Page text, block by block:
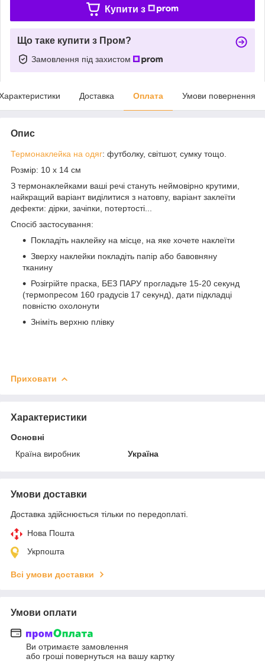
Купити з
Що таке купити з Пром?
Замовлення під захистом
Доставка Оплата Умови повернення
Опис
Термонаклейка на одяг: футболку, світшот, сумку тощо.
Розмір: 10 х 14 см
З термонаклейками ваші речі стануть неймовірно крутими,
найкращий варіант виділитися з натовпу, варіант заклеїти
дефекти: дірки, зачіпки, потертості...
Спосіб застосування:
Покладіть наклейку на місце, на яке хочете наклеїти
Зверху наклейки покладіть папір або бавовняну
тканину
Розігрійте праска, БЕЗ ПАРУ прогладьте 15-20 секунд
(термопресом 160 градусів 17 секунд), дати підкладці
повністю охолонути
Зніміть верхню плівку
Приховати
Характеристики
Основні
Країна виробник
Україна
Умови доставки
Доставка здійснюється тільки по передоплаті.
Нова Пошта
Укрпошта
Всі умови доставки
Умови оплати
Ви отримаєте замовлення
або гроші повернуться на вашу картку